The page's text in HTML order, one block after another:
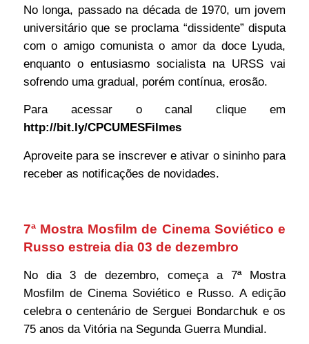
No longa, passado na década de 1970, um jovem
universitário que se proclama “dissidente” disputa
com o amigo comunista o amor da doce Lyuda,
enquanto o entusiasmo socialista na URSS vai
sofrendo uma gradual, porém contínua, erosão.
Para acessar o canal clique em
http://bit.ly/CPCUMESFilmes
Aproveite para se inscrever e ativar o sininho para
receber as notificações de novidades.
7ª Mostra Mosfilm de Cinema Soviético e
Russo estreia dia 03 de dezembro
No dia 3 de dezembro, começa a 7ª Mostra
Mosfilm de Cinema Soviético e Russo. A edição
celebra o centenário de Serguei Bondarchuk e os
75 anos da Vitória na Segunda Guerra Mundial.